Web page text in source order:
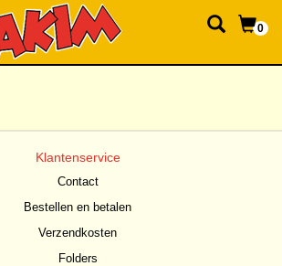
0
Klantenservice
Contact
Bestellen en betalen
Verzendkosten
Folders